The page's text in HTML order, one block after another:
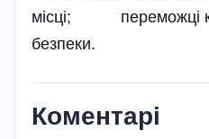
місці; переможці
безпеки.
Коментарі